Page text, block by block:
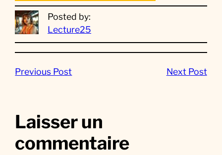
Posted by:
Lecture25
Previous Post Next Post
Laisser un
commentaire